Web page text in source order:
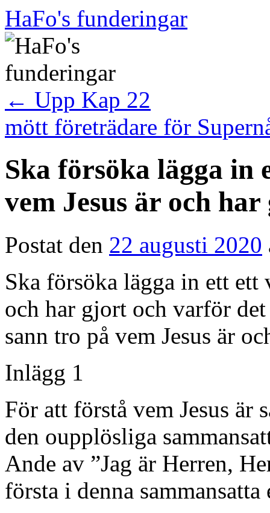
Hoppa
till
innehåll
HaFo's funderingar
← Upp Kap 22
mött företrädare för
Ska försöka lägga
vem Jesus är och
Postat den 22 augusti 2020
Ska försöka lägga in ett
och har gjort och varför
sann tro på vem Jesus är
Inlägg 1
För att förstå vem Jesus är
den oupplösliga
Ande av ”Jag är Herren,
första i denna sammansatta